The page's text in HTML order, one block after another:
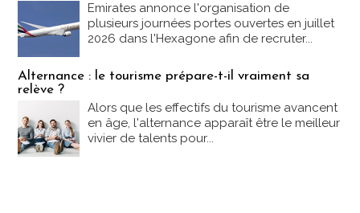
Emirates annonce l'organisation de
plusieurs journées portes ouvertes en juillet
2026 dans l'Hexagone afin de recruter...
Alternance : le tourisme prépare-t-il vraiment sa
relève ?
Alors que les effectifs du tourisme avancent
en âge, l'alternance apparaît être le meilleur
vivier de talents pour...